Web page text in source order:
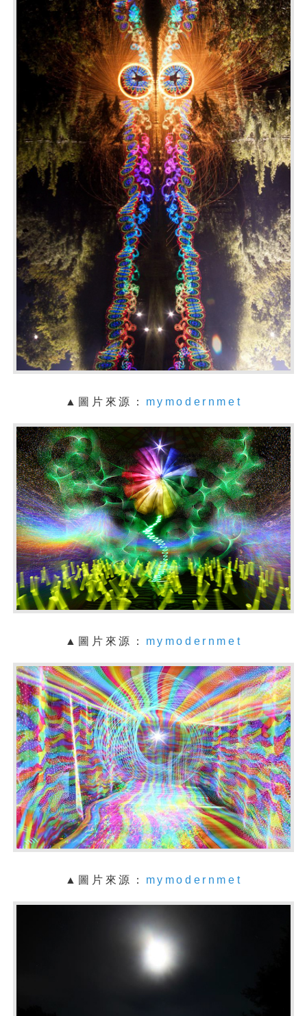
▲圖片來源： mymodernmet
▲圖片來源： mymodernmet
▲圖片來源： mymodernmet